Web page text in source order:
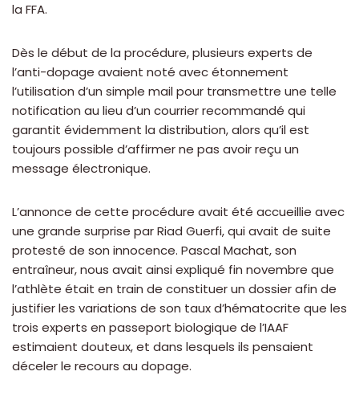
la FFA.
Dès le début de la procédure, plusieurs experts de
l’anti-dopage avaient noté avec étonnement
l’utilisation d’un simple mail pour transmettre une telle
notification au lieu d’un courrier recommandé qui
garantit évidemment la distribution, alors qu’il est
toujours possible d’affirmer ne pas avoir reçu un
message électronique.
L’annonce de cette procédure avait été accueillie avec
une grande surprise par Riad Guerfi, qui avait de suite
protesté de son innocence. Pascal Machat, son
entraîneur, nous avait ainsi expliqué fin novembre que
l’athlète était en train de constituer un dossier afin de
justifier les variations de son taux d’hématocrite que les
trois experts en passeport biologique de l’IAAF
estimaient douteux, et dans lesquels ils pensaient
déceler le recours au dopage.